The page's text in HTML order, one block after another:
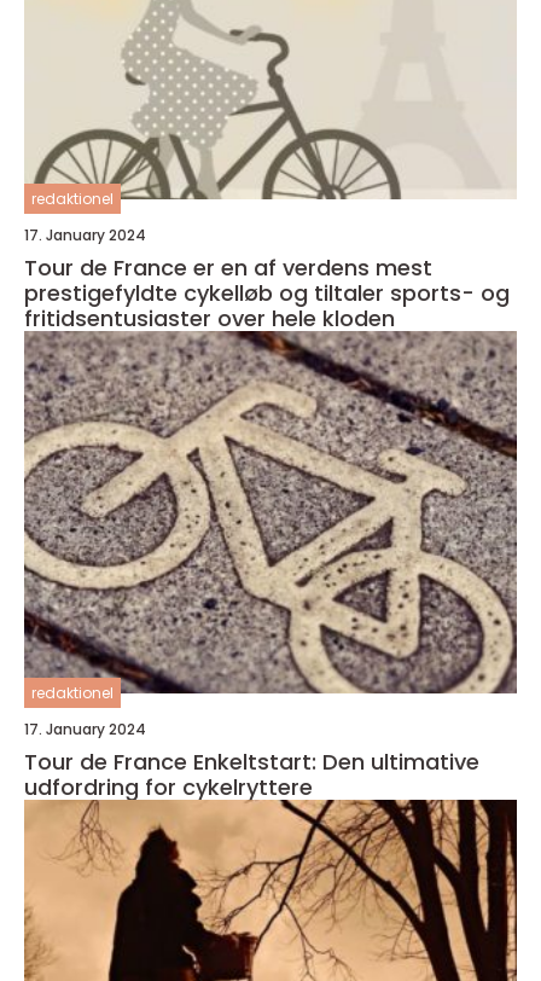
redaktionel
17. January 2024
Tour de France er en af verdens mest
prestigefyldte cykelløb og tiltaler sports- og
fritidsentusiaster over hele kloden
redaktionel
17. January 2024
Tour de France Enkeltstart: Den ultimative
udfordring for cykelryttere